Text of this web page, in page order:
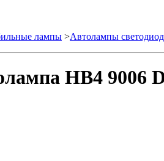
лампы >Автолампы
HB4